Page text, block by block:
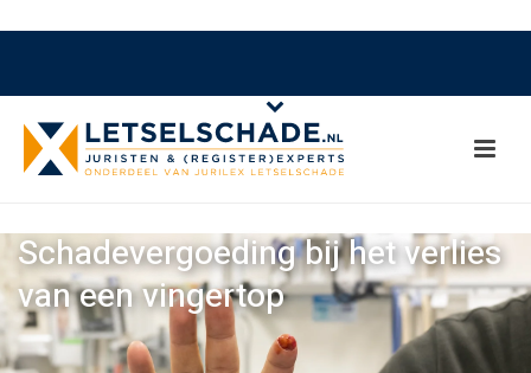
Schadevergoeding bij het verlies
van een vingertop